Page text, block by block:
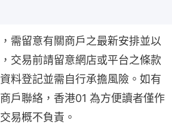
需留意有關商戶之最新安排並以
交易前請留意網店或平台之條款
料登記並需自行承擔風險。如有
戶聯絡，香港01 為方便讀者僅作
易概不負責。